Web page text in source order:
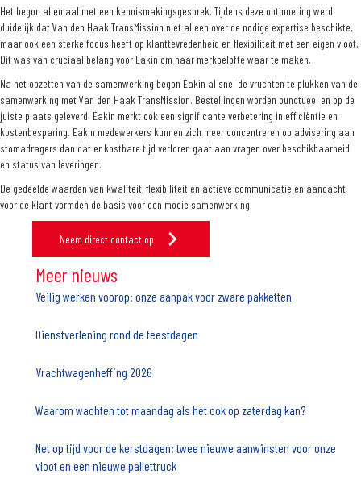
Het begon allemaal met een kennismakingsgesprek. Tijdens deze ontmoeting werd
duidelijk dat Van den Haak TransMission niet alleen over de nodige expertise beschikte,
maar ook een sterke focus heeft op klanttevredenheid en flexibiliteit met een eigen vloot.
Dit was van cruciaal belang voor Eakin om haar merkbelofte waar te maken.
Na het opzetten van de samenwerking begon Eakin al snel de vruchten te plukken van de
samenwerking met Van den Haak TransMission. Bestellingen worden punctueel en op de
juiste plaats geleverd. Eakin merkt ook een significante verbetering in efficiëntie en
kostenbesparing. Eakin medewerkers kunnen zich meer concentreren op advisering aan
stomadragers dan dat er kostbare tijd verloren gaat aan vragen over beschikbaarheid
en status van leveringen.
De gedeelde waarden van kwaliteit, flexibiliteit en actieve communicatie en aandacht
voor de klant vormden de basis voor een mooie samenwerking.
Neem direct contact op
Meer nieuws
Veilig werken voorop: onze aanpak voor zware pakketten
Dienstverlening rond de feestdagen
Vrachtwagenheffing 2026
Waarom wachten tot maandag als het ook op zaterdag kan?
Net op tijd voor de kerstdagen: twee nieuwe aanwinsten voor onze
vloot en een nieuwe pallettruck